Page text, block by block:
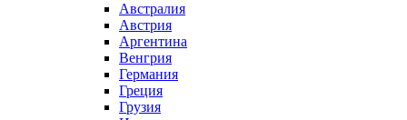
Австралия
Австрия
Аргентина
Венгрия
Германия
Греция
Грузия